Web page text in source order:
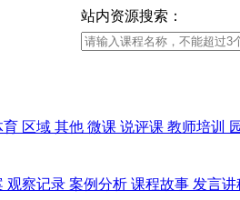
站内资源搜索：
育 区域 其他 微课 说评课 教师培训
观察记录 案例分析 课程故事 发言讲